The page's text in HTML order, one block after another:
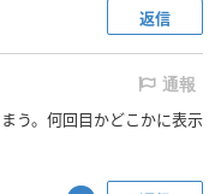
返信
通報
う。何回目かどこかに表示